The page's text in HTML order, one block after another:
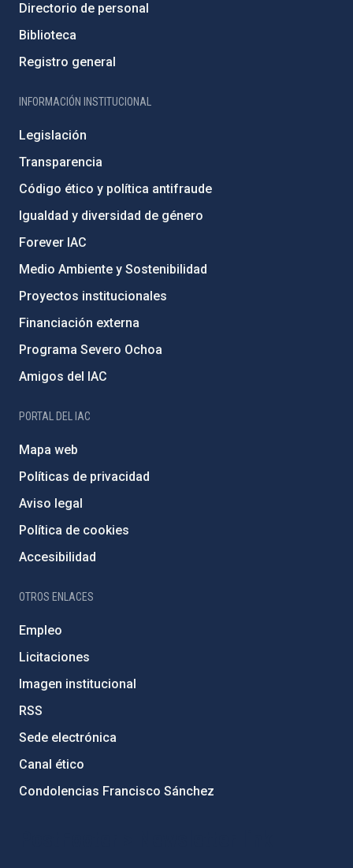
Directorio de personal
Biblioteca
Registro general
INFORMACIÓN INSTITUCIONAL
Legislación
Transparencia
Código ético y política antifraude
Igualdad y diversidad de género
Forever IAC
Medio Ambiente y Sostenibilidad
Proyectos institucionales
Financiación externa
Programa Severo Ochoa
Amigos del IAC
PORTAL DEL IAC
Mapa web
Políticas de privacidad
Aviso legal
Política de cookies
Accesibilidad
OTROS ENLACES
Empleo
Licitaciones
Imagen institucional
RSS
Sede electrónica
Canal ético
Condolencias Francisco Sánchez